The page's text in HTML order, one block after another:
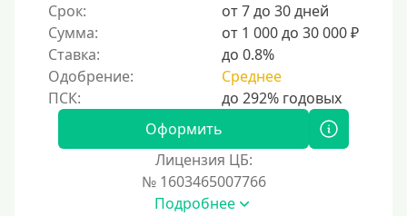
С 21 года
С 22 лет
С 23 лет
С 25 лет
Категории заемщиков
Несовершеннолетним
Срок:
от 7 до 30 дней
Сумма:
от 1 000 до 30 000 ₽
Ставка:
до 0.8%
Одобрение:
Среднее
Оформить
Лицензия ЦБ:
№ 1603465007766
Подробнее